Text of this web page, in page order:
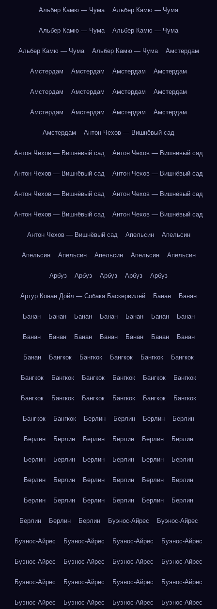
Альбер Камю — Чума Альбер Камю — Чума
Альбер Камю — Чума Альбер Камю — Чума
Альбер Камю — Чума Альбер Камю — Чума Амстердам
Амстердам Амстердам Амстердам Амстердам
Амстердам Амстердам Амстердам Амстердам
Амстердам Амстердам Амстердам Амстердам
Амстердам Антон Чехов — Вишнёвый сад
Антон Чехов — Вишнёвый сад Антон Чехов — Вишнёвый сад
Антон Чехов — Вишнёвый сад Антон Чехов — Вишнёвый сад
Антон Чехов — Вишнёвый сад Антон Чехов — Вишнёвый сад
Антон Чехов — Вишнёвый сад Антон Чехов — Вишнёвый сад
Антон Чехов — Вишнёвый сад Апельсин Апельсин
Апельсин Апельсин Апельсин Апельсин Апельсин
Арбуз Арбуз Арбуз Арбуз Арбуз
Артур Конан Дойл — Собака Баскервилей Банан Банан
Банан Банан Банан Банан Банан Банан Банан
Банан Банан Банан Банан Банан Банан Банан
Банан Бангкок Бангкок Бангкок Бангкок Бангкок
Бангкок Бангкок Бангкок Бангкок Бангкок Бангкок
Бангкок Бангкок Бангкок Бангкок Бангкок Бангкок
Бангкок Бангкок Берлин Берлин Берлин Берлин
Берлин Берлин Берлин Берлин Берлин Берлин
Берлин Берлин Берлин Берлин Берлин Берлин
Берлин Берлин Берлин Берлин Берлин Берлин
Берлин Берлин Берлин Берлин Берлин Берлин
Берлин Берлин Берлин Буэнос-Айрес Буэнос-Айрес
Буэнос-Айрес Буэнос-Айрес Буэнос-Айрес Буэнос-Айрес
Буэнос-Айрес Буэнос-Айрес Буэнос-Айрес Буэнос-Айрес
Буэнос-Айрес Буэнос-Айрес Буэнос-Айрес Буэнос-Айрес
Буэнос-Айрес Буэнос-Айрес Буэнос-Айрес Буэнос-Айрес